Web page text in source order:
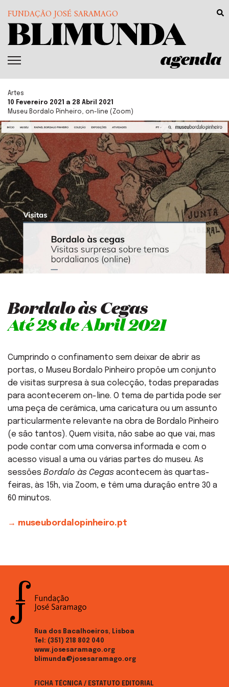
FUNDAÇÃO JOSÉ SARAMAGO
agenda
Artes
10 Fevereiro 2021 a 28 Abril 2021
Museu Bordalo Pinheiro, on-line (Zoom)
Bordalo às Cegas
Até 28 de Abril 2021
Cumprindo o confinamento sem deixar de abrir as
portas, o Museu Bordalo Pinheiro propõe um conjunto
de visitas surpresa à sua colecção, todas preparadas
para acontecerem on-line. O tema de partida pode ser
uma peça de cerâmica, uma caricatura ou um assunto
particularmente relevante na obra de Bordalo Pinheiro
(e são tantos). Quem visita, não sabe ao que vai, mas
pode contar com uma conversa informada e com o
acesso visual a uma ou várias partes do museu. As
sessões Bordalo às Cegas acontecem às quartas-
feiras, às 15h, via Zoom, e têm uma duração entre 30 a
60 minutos.
→ museubordalopinheiro.pt
Rua dos Bacalhoeiros, Lisboa
Tel: (351) 218 802 040
www.josesaramago.org
blimunda@josesaramago.org
FICHA TÉCNICA / ESTATUTO EDITORIAL